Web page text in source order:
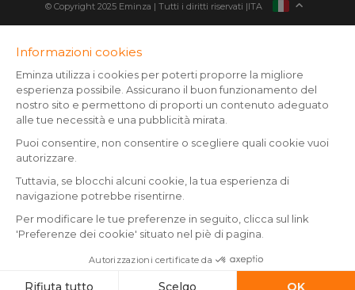
© Copyright 2025 Eminza | Tutti i diritti riservati |
FRANCIA
PAESI BASSI
SVIZZERA
ITA
collo) per effettuare il reso e richiedere il rimborso. Tranne
articoli voluminosi.
** Spedizione il giorno stesso per tutti gli ordini validati entro le
14h (esclusa la spedizione economica)